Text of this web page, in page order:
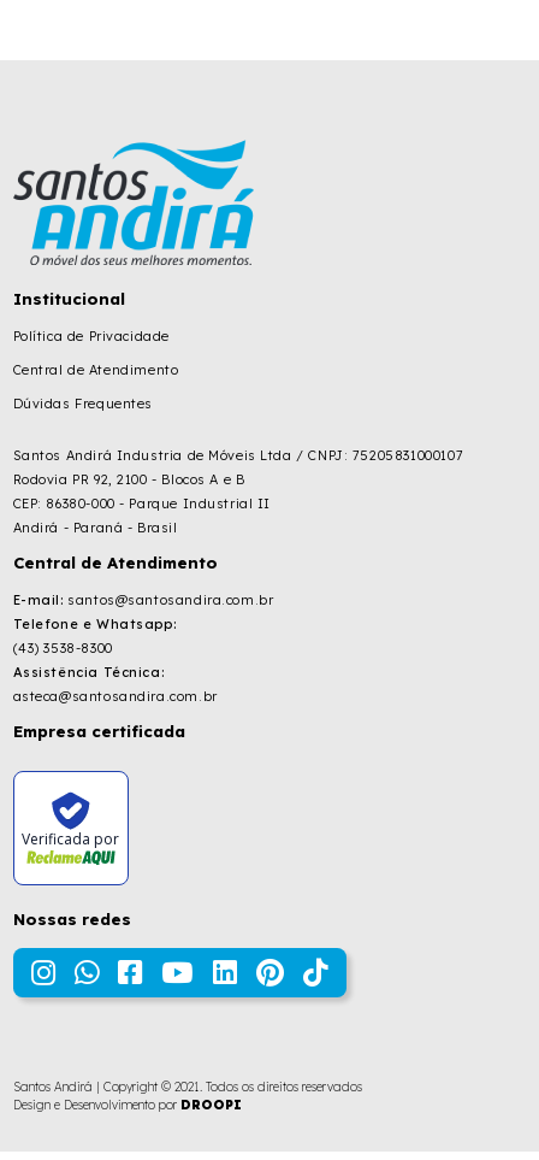
Institucional
Política de Privacidade
Central de Atendimento
Dúvidas Frequentes
Santos Andirá Industria de Móveis Ltda / CNPJ: 75205831000107
Rodovia PR 92, 2100 - Blocos A e B
CEP: 86380-000 - Parque Industrial II
Andirá - Paraná - Brasil
Central de Atendimento
E-mail: santos@santosandira.com.br
Telefone e Whatsapp:
(43) 3538-8300
Assistência Técnica:
asteca@santosandira.com.br
Empresa certificada
Verificada por
Nossas redes
Santos Andirá | Copyright © 2021. Todos os direitos reservados
Design e Desenvolvimento por DROOPI